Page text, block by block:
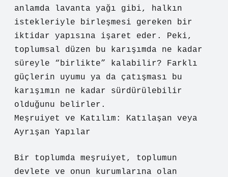
anlamda lavanta yağı gibi, halkın
istekleriyle birleşmesi gereken bir
iktidar yapısına işaret eder. Peki,
toplumsal düzen bu karışımda ne kadar
süreyle “birlikte” kalabilir? Farklı
güçlerin uyumu ya da çatışması bu
karışımın ne kadar sürdürülebilir
olduğunu belirler.
Meşruiyet ve Katılım: Katılaşan veya
Ayrışan Yapılar
Bir toplumda meşruiyet, toplumun
devlete ve onun kurumlarına olan